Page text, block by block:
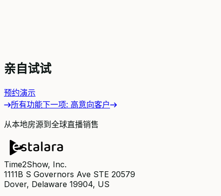
亲自试试
预约演示
所有功能下一项: 高意向客户
从本地房源到全球直播销售
Time2Show, Inc.
1111B S Governors Ave STE 20579
Dover, Delaware 19904, US